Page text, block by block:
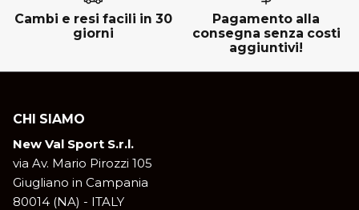
Cambi e resi facili in 30
giorni
Pagamento alla
consegna senza costi
aggiuntivi!
CHI SIAMO
New Val Sport S.r.l.
via Av. Mario Pirozzi 105
Giugliano in Campania
80014 (NA) - ITALY